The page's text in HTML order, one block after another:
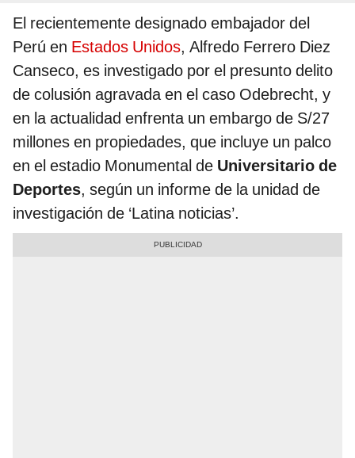
El recientemente designado embajador del
Perú en Estados Unidos, Alfredo Ferrero Diez
Canseco, es investigado por el presunto delito
de colusión agravada en el caso Odebrecht, y
en la actualidad enfrenta un embargo de S/27
millones en propiedades, que incluye un palco
en el estadio Monumental de Universitario de
Deportes, según un informe de la unidad de
investigación de ‘Latina noticias’.